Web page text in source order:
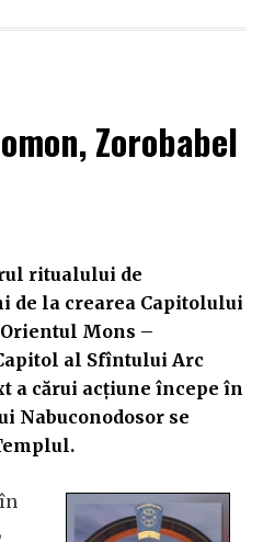
Zorobabel
ritualului de
de la crearea Capitolului
Mons –
al Sfîntului Arc
a cărui acțiune începe în
Nabuconodosor se